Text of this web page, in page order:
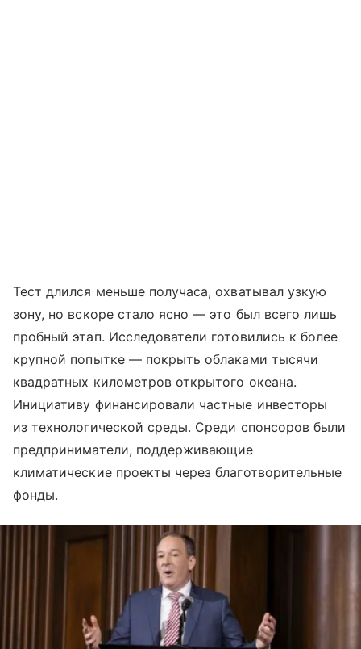
Тест длился меньше получаса, охватывал узкую
зону, но вскоре стало ясно — это был всего лишь
пробный этап. Исследователи готовились к более
крупной попытке — покрыть облаками тысячи
квадратных километров открытого океана.
Инициативу финансировали частные инвесторы
из технологической среды. Среди спонсоров были
предприниматели, поддерживающие
климатические проекты через благотворительные
фонды.